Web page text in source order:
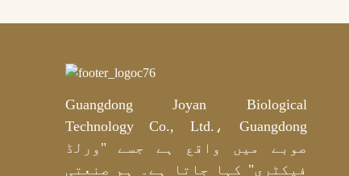
گہری پرورش کے لیے ہول
سیل پرائیویٹ لیبل گولڈ
مائیکا ہائیڈروجل ہیل
ماسک - OEM/ODM حسب
ضرورت
Guangdong Joyan Biological
Technology Co., Ltd.، Guangdong
صوبے میں واقع ہے جسے "ورلڈ
فیکٹری" کہا جاتا ہے۔ ہم صنعتی